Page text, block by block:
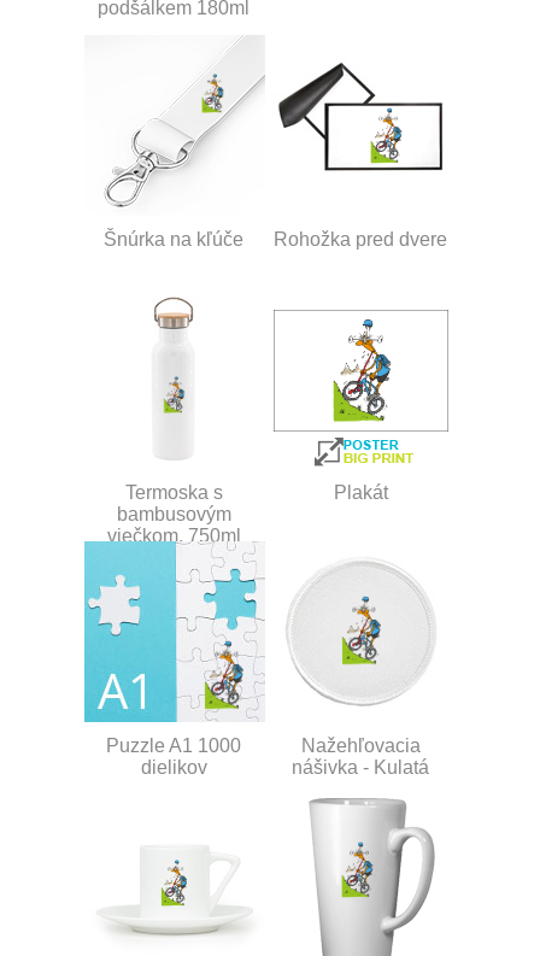
podšálkem 180ml
Šnúrka na kľúče Rohožka pred dvere
Termoska s
bambusovým
viečkom, 750ml
Plakát
Puzzle A1 1000
dielikov
Nažehľovacia
nášivka - Kulatá